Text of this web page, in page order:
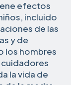
efectos
incluido
de las
y de
los hombres
cuidadores
la vida de